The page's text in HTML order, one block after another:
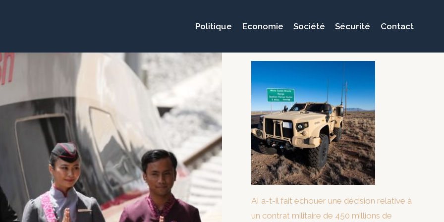
Politique Economie Société Sécurité Contact
AI a-t-il fait échouer une décision relative à
un contrat militaire de 450 millions de